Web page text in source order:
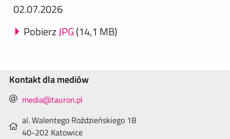
02.07.2026
PobierzJPG(14,1 MB)
Kontakt dla mediów
media@tauron.pl
al. Walentego Roździeńskiego 1B
40-202 Katowice